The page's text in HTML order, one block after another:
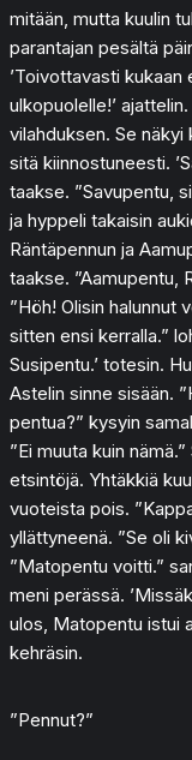
mitään, mutta kuulin
parantajan pesältä
’Toivottavasti kukaan
ulkopuolelle!’
vilahduksen. Se näkyi
sitä kiinnostuneesti.
taakse. ”Savupentu,
ja hyppeli takaisin
Räntäpennun ja
taakse. ”Aamupentu,
”Höh! Olisin halunnut
sitten ensi kerralla.”
Susipentu.’ totesin.
Astelin sinne sisään.
pentua?” kysyin
”Ei muuta kuin
etsintöjä. Yhtäkkiä
vuoteista pois.
yllättyneenä. ”Se oli
”Matopentu voitti.”
meni perässä.
ulos, Matopentu istui
kehräsin.
”Pennut?”